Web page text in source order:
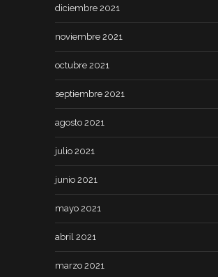
diciembre 2021
noviembre 2021
octubre 2021
septiembre 2021
agosto 2021
julio 2021
junio 2021
mayo 2021
abril 2021
marzo 2021